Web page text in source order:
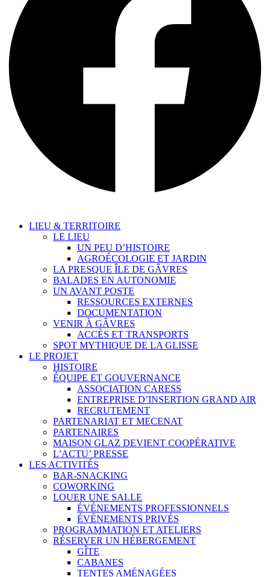
LIEU & TERRITOIRE
LE LIEU
UN PEU D’HISTOIRE
AGROÉCOLOGIE ET JARDIN
LA PRESQUE ÎLE DE GÂVRES
BALADES EN AUTONOMIE
UN AVANT POSTE
RESSOURCES EXTERNES
DOCUMENTATION
VENIR À GÂVRES
ACCÈS ET TRANSPORTS
SPOT MYTHIQUE DE LA GLISSE
LE PROJET
HISTOIRE
ÉQUIPE ET GOUVERNANCE
ASSOCIATION CARESS
ENTREPRISE D’INSERTION GRAND AIR
RECRUTEMENT
PARTENARIAT ET MECENAT
PARTENAIRES
MAISON GLAZ DEVIENT COOPÉRATIVE
L’ACTU’ PRESSE
LES ACTIVITÉS
BAR-SNACKING
COWORKING
LOUER UNE SALLE
ÉVÉNEMENTS PROFESSIONNELS
ÉVÉNEMENTS PRIVÉS
PROGRAMMATION ET ATELIERS
RÉSERVER UN HÉBERGEMENT
GÎTE
CABANES
TENTES AMÉNAGÉES